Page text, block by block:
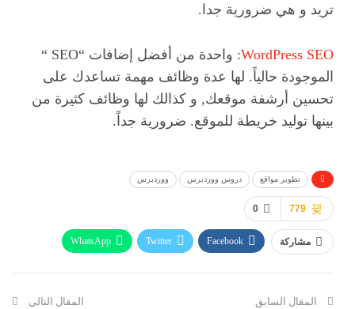
تريد و هي ضرورية جدا.
WordPress SEO
: واحدة من أفضل إضافات “SEO “
الموجودة حالياً. لها عدة وظائف مهمة تساعدك على
تحسين أرشفة موقعك, و كذالك لها وظائف كثيرة من
بينها توليد خريطة للموقع. ضرورية جداً.
تطوير مواقع دروس ووردبرس ووردبرس
0 779
مشاركة Facebook
Twitter
WhatsApp
االبريد الالكتروني
المقال السابق المقال التالي